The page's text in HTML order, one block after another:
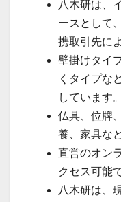
八木研は、
ースとして
携取引先に
壁掛けタイ
くタイプな
しています。
仏具、位牌
養、家具な
直営のオン
クセス可能
八木研は、